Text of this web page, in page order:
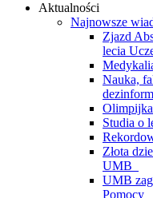
Aktualności
Najnowsze
Zjazd
lecia
Nauka,
Olimpijka
Studia o
Złota
UMB
UMB
Pomocy